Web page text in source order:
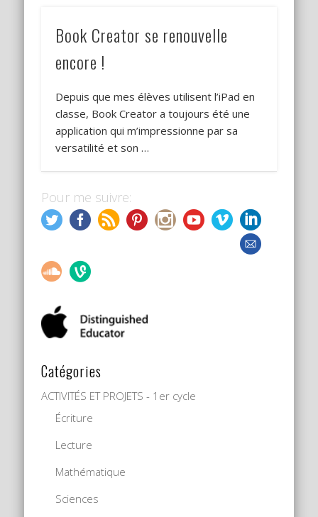
Book Creator se renouvelle
encore !
Depuis que mes élèves utilisent l’iPad en
classe, Book Creator a toujours été une
application qui m’impressionne par sa
versatilité et son …
Pour me suivre:
Catégories
ACTIVITÉS ET PROJETS - 1er cycle
Écriture
Lecture
Mathématique
Sciences